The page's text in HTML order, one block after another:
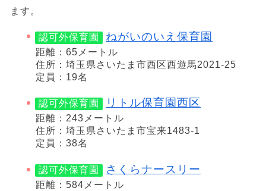
ます。
認可外保育園 ねがいのいえ保育園
距離：65メートル
住所：埼玉県さいたま市西区西遊馬2021-25
定員：19名
認可外保育園 リトル保育園西区
距離：243メートル
住所：埼玉県さいたま市宝来1483-1
定員：38名
認可外保育園 さくらナースリー
距離：584メートル